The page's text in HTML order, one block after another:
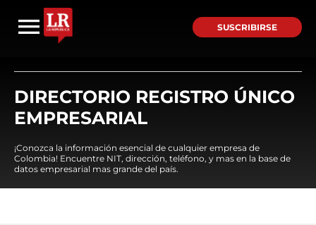
SUSCRIBIRSE
DIRECTORIO REGISTRO ÚNICO
EMPRESARIAL
¡Conozca la información esencial de cualquier empresa de
Colombia! Encuentre NIT, dirección, teléfono, y mas en la base de
datos empresarial mas grande del país.